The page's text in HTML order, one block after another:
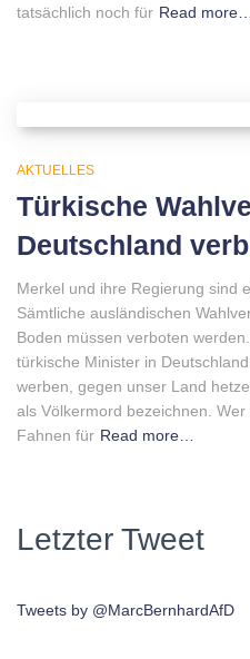
tatsächlich noch für Read more…
AKTUELLES
Türkische
Deutschland
Merkel und ihre Regierung sind
Sämtliche ausländischen
Boden müssen verboten
türkische Minister in
werben, gegen unser Land
als Völkermord bezeichnen.
Fahnen für Read more…
Letzter Tweet
Tweets by @MarcBernhardAfD